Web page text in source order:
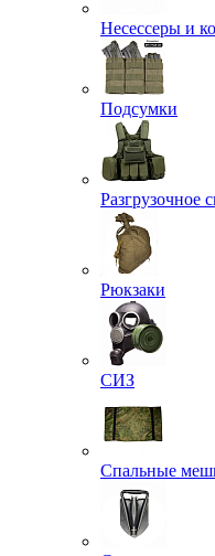
Несессеры и
Подсумки
Разгрузочное
Рюкзаки
СИЗ
Спальные